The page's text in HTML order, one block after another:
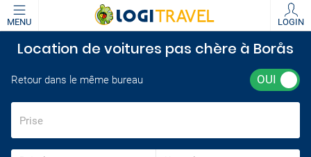
MENU LOGIN
Location de voitures pas chère à Borås
Retour dans le même bureau
Prise